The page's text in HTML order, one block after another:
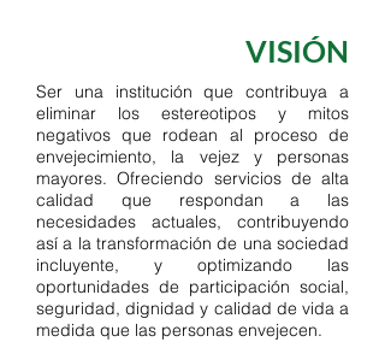
VISIÓN
Ser una institución que contribuya a
eliminar los estereotipos y mitos
negativos que rodean al proceso de
envejecimiento, la vejez y personas
mayores. Ofreciendo servicios de alta
calidad que respondan a las
necesidades actuales, contribuyendo
así a la transformación de una sociedad
incluyente, y optimizando las
oportunidades de participación social,
seguridad, dignidad y calidad de vida a
medida que las personas envejecen.